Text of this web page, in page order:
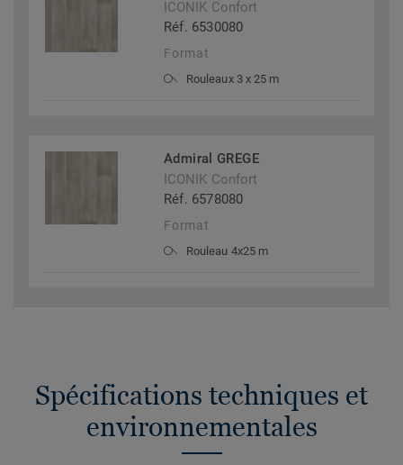
ICONIK Confort
Réf. 6530080
Format
Rouleaux 3 x 25 m
Admiral GREGE
ICONIK Confort
Réf. 6578080
Format
Rouleau 4x25 m
Spécifications techniques et
environnementales